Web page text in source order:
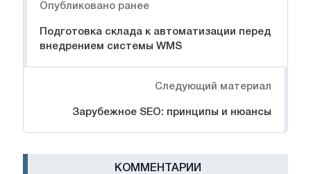
Опубликовано ранее
Подготовка склада к автоматизации перед
внедрением системы WMS
Следующий материал
Зарубежное SEO: принципы и нюансы
КОММЕНТАРИИ